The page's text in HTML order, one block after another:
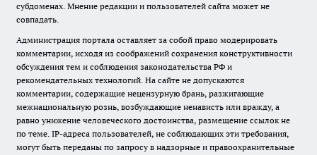
субдоменах. Мнение редакции и пользователей сайта может не
совпадать.
Администрация портала оставляет за собой право модерировать
комментарии, исходя из соображений сохранения конструктивности
обсуждения тем и соблюдения законодательства РФ и
рекомендательных технологий. На сайте не допускаются
комментарии, содержащие нецензурную брань, разжигающие
межнациональную рознь, возбуждающие ненависть или вражду, а
равно унижение человеческого достоинства, размещение ссылок не
по теме. IP-адреса пользователей, не соблюдающих эти требования,
могут быть переданы по запросу в надзорные и правоохранительные